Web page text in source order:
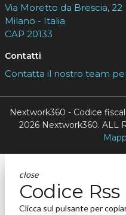
Via Moretto da Brescia, 22
Milano - Italia
CAP 20133
Contatti
Contatta il nostro team
Nextwork360 - Codice
2026 Nextwork360. ALL
close
Codice Rss
Clicca sul pulsante per